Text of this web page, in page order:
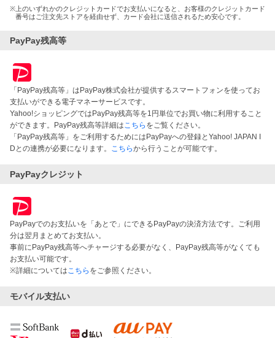
※ 上のいずれかのクレジットカードでお支払いになると、お客様のクレジットカード
番号はご注文先ストアを経由せず、カード会社に送信されるため安心です。
PayPay残高等
「PayPay残高等」はPayPay株式会社が提供するスマートフォンを使ってお
支払いができる電子マネーサービスです。
Yahoo!ショッピングではPayPay残高等を1円単位でお買い物に利用すること
ができます。PayPay残高等詳細はこちら をご覧ください。
「PayPay残高等」をご利用するためにはPayPayへの登録とYahoo! JAPAN I
Dとの連携が必要になります。 こちらから行うことが可能です。
PayPayクレジット
PayPayでのお支払いを「あとで」にできるPayPayの決済方法です。ご利用
分は翌月まとめてお支払い。
事前にPayPay残高等へチャージする必要がなく、PayPay残高等がなくても
お支払い可能です。
※詳細についてはこちら をご参照ください。
モバイル支払い